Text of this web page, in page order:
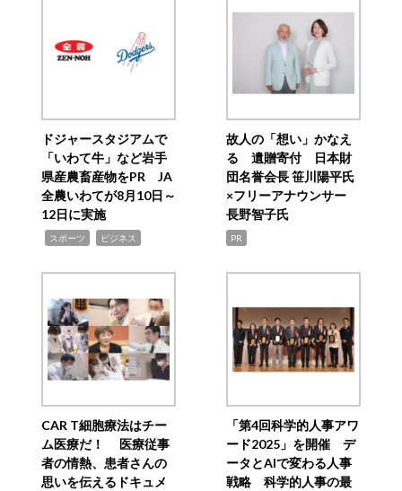
ドジャースタジアムで
「いわて牛」など岩手
県産農畜産物をPR JA
全農いわてが8月10日～
12日に実施
スポーツ ビジネス
故人の「想い」かなえ
る 遺贈寄付 日本財
団名誉会長 笹川陽平氏
×フリーアナウンサー
長野智子氏
PR
CAR T細胞療法はチー
ム医療だ！ 医療従事
者の情熱、患者さんの
思いを伝えるドキュメ
「第4回科学的人事アワ
ード2025」を開催 デ
ータとAIで変わる人事
戦略 科学的人事の最